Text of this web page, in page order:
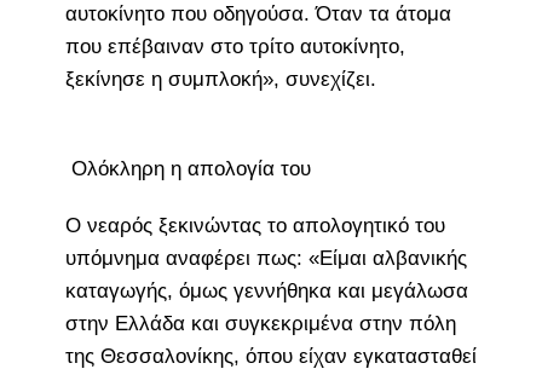
αυτοκίνητο που οδηγούσα. Όταν τα άτομα
που επέβαιναν στο τρίτο αυτοκίνητο,
ξεκίνησε η συμπλοκή», συνεχίζει.
Ολόκληρη η απολογία του
O νεαρός ξεκινώντας το απολογητικό του
υπόμνημα αναφέρει πως: «Είμαι αλβανικής
καταγωγής, όμως γεννήθηκα και μεγάλωσα
στην Ελλάδα και συγκεκριμένα στην πόλη
της Θεσσαλονίκης, όπου είχαν εγκατασταθεί